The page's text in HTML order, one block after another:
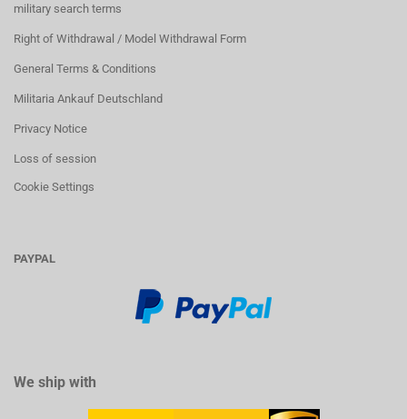
military search terms
Right of Withdrawal / Model Withdrawal Form
General Terms & Conditions
Militaria Ankauf Deutschland
Privacy Notice
Loss of session
Cookie Settings
PAYPAL
We ship with